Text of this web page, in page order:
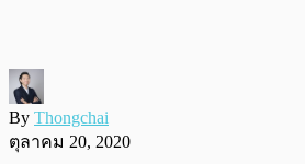
By Thongchai
ตุลาคม 20, 2020